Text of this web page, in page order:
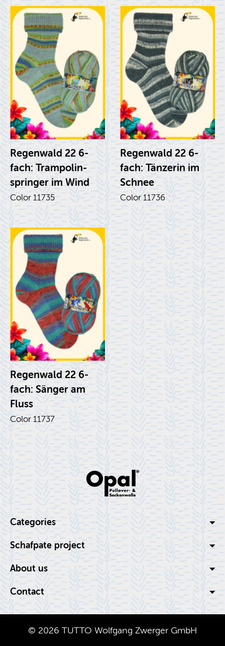
Re­gen­wald 22 6-
fach: Tram­polin­
springer im Wind
Color 11735
Re­gen­wald 22 6-
fach: Tänz­erin im
Schnee
Color 11736
Re­gen­wald 22 6-
fach: Sänger am
Fluss
Color 11737
Cat­e­gories
Schaf­pate pro­ject
About us
Con­tact
© 2026 TUTTO Wolf­gang Zw­erger GmbH